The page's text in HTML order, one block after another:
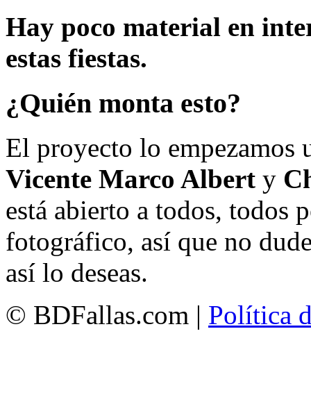
Hay poco material en
estas fiestas.
¿Quién monta esto?
El proyecto lo empezamos
Vicente Marco Albert y
está abierto a todos, todos
fotográfico, así que no
así lo deseas.
© BDFallas.com | Política